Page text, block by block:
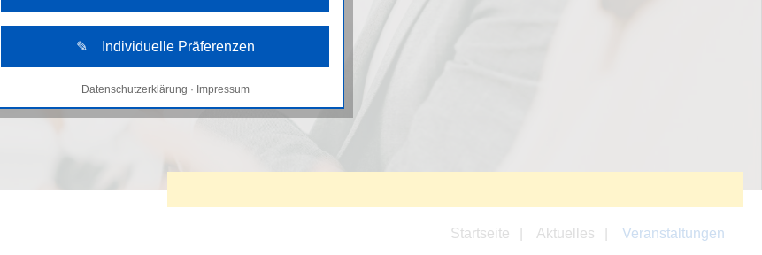
Startseite Aktuelles Veranstaltungen
✎ Individuelle Präferenzen
Notwendige Cookies
Datenschutzerklärung · Impressum